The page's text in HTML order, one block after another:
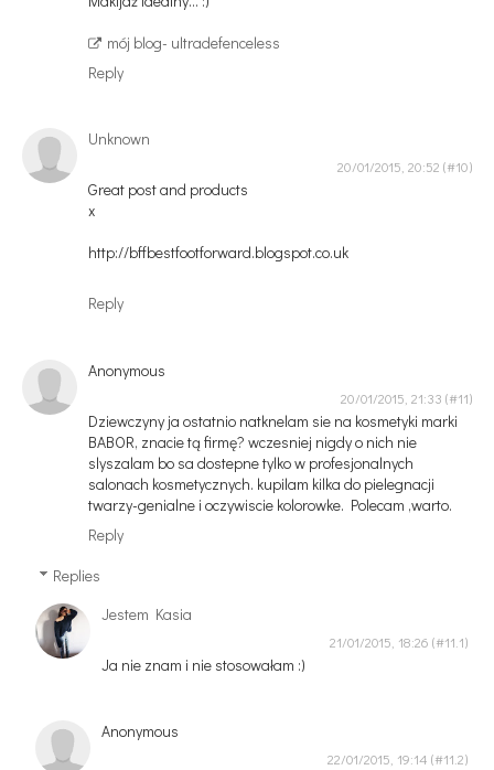
mój blog- ultradefenceless
Reply
Unknown
20/01/2015, 20:52
Great post and products
x
http://bffbestfootforward.blogspot.co.uk
Reply
Anonymous
20/01/2015, 21:33
Dziewczyny ja ostatnio natknelam sie na kosmetyki marki
BABOR, znacie tą firmę? wczesniej nigdy o nich nie
slyszalam bo sa dostepne tylko w profesjonalnych
salonach kosmetycznych. kupilam kilka do pielegnacji
twarzy-genialne i oczywiscie kolorowke. Polecam ,warto.
Reply
Replies
Jestem Kasia
21/01/2015, 18:26
Ja nie znam i nie stosowałam :)
Anonymous
22/01/2015, 19:14